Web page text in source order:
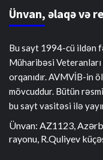
Ünvan, əlaqə və
Bu sayt 1994-cü ildən
Müharibəsi
orqanıdır. AVMVİB-in
mövcuddur. Bütün
bu sayt vasitəsi ilə
Ünvan: AZ1123,
rayonu, R.Quliyev